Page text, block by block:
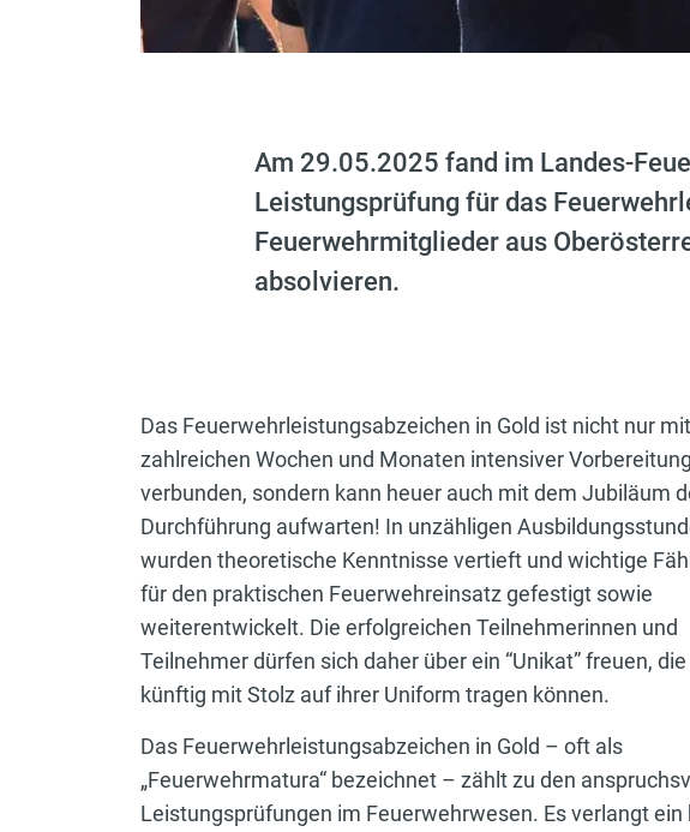
Am 29.05.2025 fand im Landes-
Leistungsprüfung für das
Feuerwehrmitglieder aus
absolvieren.
Das Feuerwehrleistungsabzeichen in Gold ist nicht nur mit
zahlreichen Wochen und Monaten intensiver Vorbereitung
verbunden, sondern kann heuer auch mit dem Jubiläum
Durchführung aufwarten! In unzähligen
wurden theoretische Kenntnisse vertieft und wichtige
für den praktischen Feuerwehreinsatz gefestigt sowie
weiterentwickelt. Die erfolgreichen Teilnehmerinnen und
Teilnehmer dürfen sich daher über ein “Unikat” freuen, die
künftig mit Stolz auf ihrer Uniform tragen können.
Das Feuerwehrleistungsabzeichen in Gold – oft als
„Feuerwehrmatura“ bezeichnet – zählt zu den
Leistungsprüfungen im Feuerwehrwesen. Es verlangt ein